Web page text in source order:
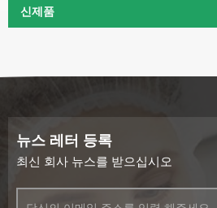
신제품
뉴스 레터 등록
최신 회사 뉴스를 받으십시오